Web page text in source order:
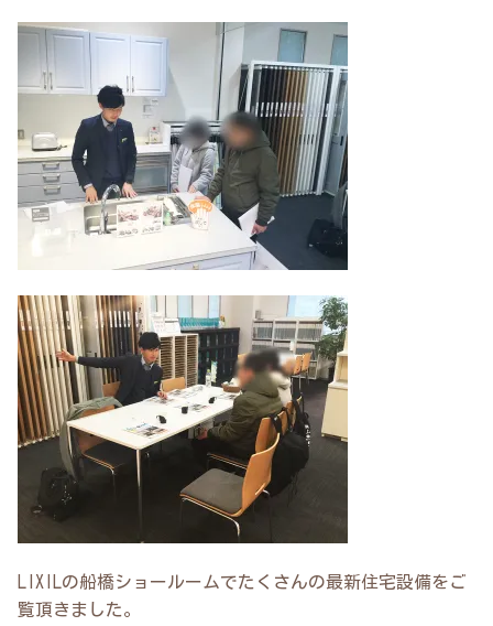
LIXILの船橋ショールームでたくさんの最新住宅設備をご
覧頂きました。